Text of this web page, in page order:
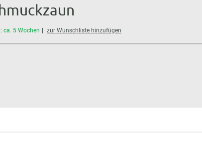
ca. 5 Wochen zur Wunschliste hinzufügen